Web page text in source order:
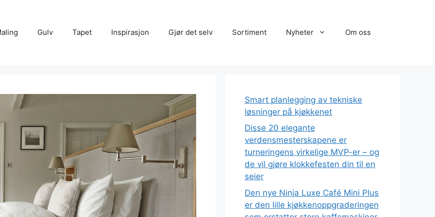
Gulv Tapet Inspirasjon Gjør det selv Sortiment Nyheter Om oss
Smart planlegging av tekniske
løsninger på kjøkkenet
Disse 20 elegante
verdensmesterskapene er
turneringens virkelige MVP-er – og
de vil gjøre klokkefesten din til en
seier
Den nye Ninja Luxe Café Mini Plus
er den lille kjøkkenoppgraderingen